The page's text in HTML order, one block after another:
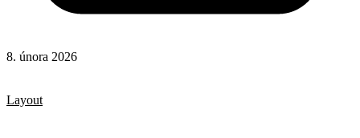
8. února 2026
Layout